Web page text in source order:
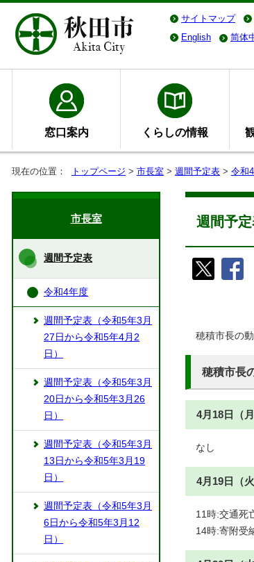
サイトマップ
English
简体
窓口案内 くらしの情報
現在の位置： トップページ > 市長室 > 週間予定表 > 令和
週間予
穂積市長の
穂積市長
4月18日（月
なし
4月19日（火
11時:交通死
14時:寄附受
市長室
週間予定表
令和4年度
週間予定表（令和5年3月
27日から令和5年4月2
日）
週間予定表（令和5年3月
20日から令和5年3月26
日）
週間予定表（令和5年3月
13日から令和5年3月19
日）
週間予定表（令和5年3月
6日から令和5年3月12
日）